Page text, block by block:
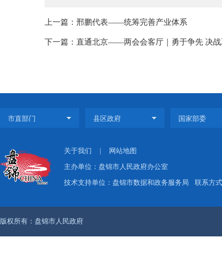
上一篇：邢鹏代表——统筹完善产业体系
下一篇：直通北京——两会会客厅｜勇于争先 决
关于我们 网站地图
主办单位：盘锦市人民政府办公室
技术支持单位：盘锦市数据和政务服务局 联系方
版权所有：盘锦市人民政府